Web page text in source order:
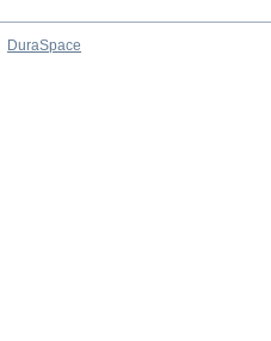
DuraSpace